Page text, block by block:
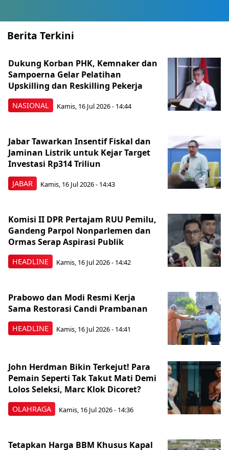
Berita Terkini
NASIONAL
Dukung Korban PHK, Kemnaker dan
Sampoerna Gelar Pelatihan
Upskilling dan Reskilling Pekerja
Kamis, 16 Jul 2026 - 14:44
JABAR
Jabar Tawarkan Insentif Fiskal dan
Jaminan Listrik untuk Kejar Target
Investasi Rp314 Triliun
Kamis, 16 Jul 2026 - 14:43
HEADLINE
Komisi II DPR Pertajam RUU Pemilu,
Gandeng Parpol Nonparlemen dan
Ormas Serap Aspirasi Publik
Kamis, 16 Jul 2026 - 14:42
HEADLINE
Prabowo dan Modi Resmi Kerja
Sama Restorasi Candi Prambanan
Kamis, 16 Jul 2026 - 14:41
OLAHRAGA
John Herdman Bikin Terkejut! Para
Pemain Seperti Tak Takut Mati Demi
Lolos Seleksi, Marc Klok Dicoret?
Kamis, 16 Jul 2026 - 14:36
Tetapkan Harga BBM Khusus Kapal